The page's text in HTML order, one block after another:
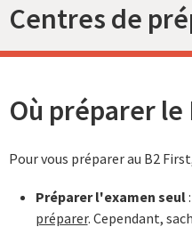
Centres de
Où préparer le
Pour vous préparer au B2
Préparer l'examen seul
préparer. Cependant,